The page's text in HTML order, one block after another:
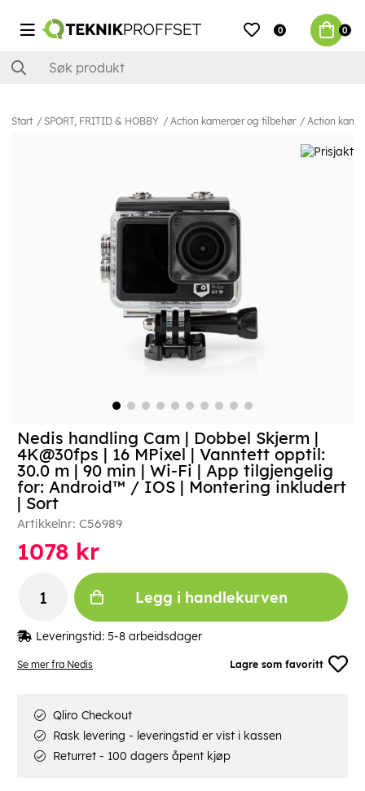
0 0
Start SPORT, FRITID & HOBBY Action kameraer og tilbehør Action
Se mer fra Nedis Lagre som favoritt
Nedis handling Cam | Dobbel Skjerm |
4K@30fps | 16 MPixel | Vanntett opptil:
30.0 m | 90 min | Wi-Fi | App tilgjengelig
for: Android™ / IOS | Montering inkludert
| Sort
Artikkelnr: C56989
1078 kr
Legg i handlekurven
Leveringstid: 5-8 arbeidsdager
Qliro Checkout
Rask levering - leveringstid er vist i kassen
Returret - 100 dagers åpent kjøp